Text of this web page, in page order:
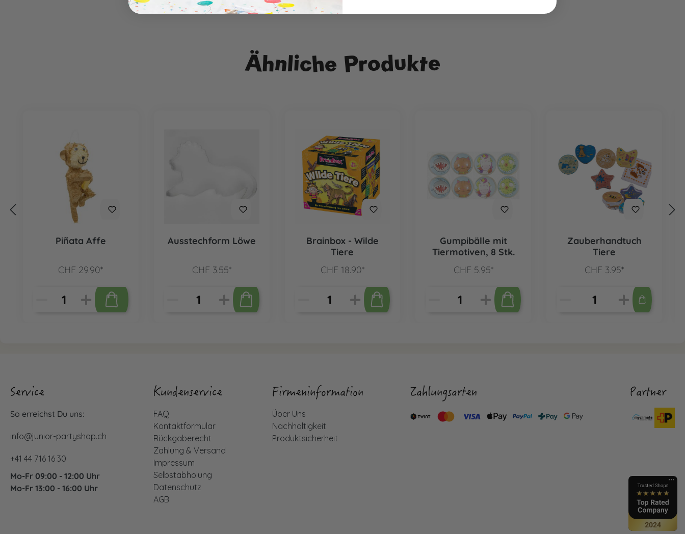
Ähnliche Produkte
Piñata Affe
CHF 29.90*
Ausstechform Löwe
CHF 3.55*
Brainbox - Wilde
Tiere
CHF 18.90*
Gumpibälle mit
Tiermotiven, 8 Stk.
CHF 5.95*
Zauberhandtuch
Tiere
CHF 3.95*
Service
So erreichst Du uns:
info@junior-partyshop.ch
+41 44 716 16 30
Mo-Fr 09:00 - 12:00 Uhr
Mo-Fr 13:00 - 16:00 Uhr
Kundenservice
FAQ
Kontaktformular
Rückgaberecht
Zahlung & Versand
Impressum
Selbstabholung
Datenschutz
AGB
Firmeninformation
Über Uns
Nachhaltigkeit
Produktsicherheit
Zahlungsarten Partner